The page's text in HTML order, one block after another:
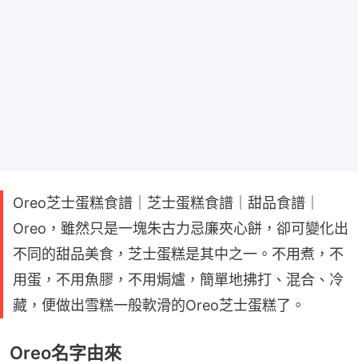
Oreo芝士蛋糕食譜｜芝士蛋糕食譜｜甜品食譜｜
Oreo，雖然只是一塊朱古力忌廉夾心餅，卻可變化出
不同的甜品美食，芝士蛋糕是其中之一。不用煮，不
用蛋，不用魚膠，不用焗爐，簡單地拂打、混合、冷
藏，便做出雪糕一般軟滑的Oreo芝士蛋糕了。
Oreo名字由來